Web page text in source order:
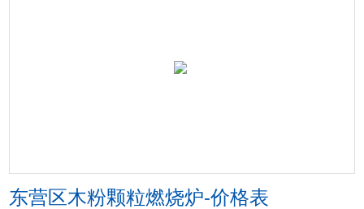
东营区木粉颗粒燃烧炉-价格表